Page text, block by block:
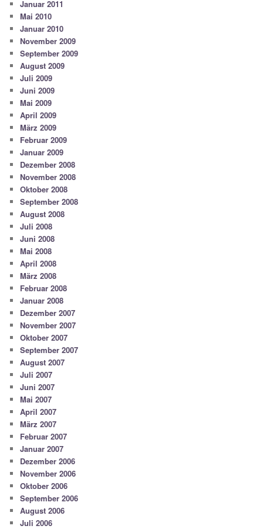
Januar 2011
Mai 2010
Januar 2010
November 2009
September 2009
August 2009
Juli 2009
Juni 2009
Mai 2009
April 2009
März 2009
Februar 2009
Januar 2009
Dezember 2008
November 2008
Oktober 2008
September 2008
August 2008
Juli 2008
Juni 2008
Mai 2008
April 2008
März 2008
Februar 2008
Januar 2008
Dezember 2007
November 2007
Oktober 2007
September 2007
August 2007
Juli 2007
Juni 2007
Mai 2007
April 2007
März 2007
Februar 2007
Januar 2007
Dezember 2006
November 2006
Oktober 2006
September 2006
August 2006
Juli 2006